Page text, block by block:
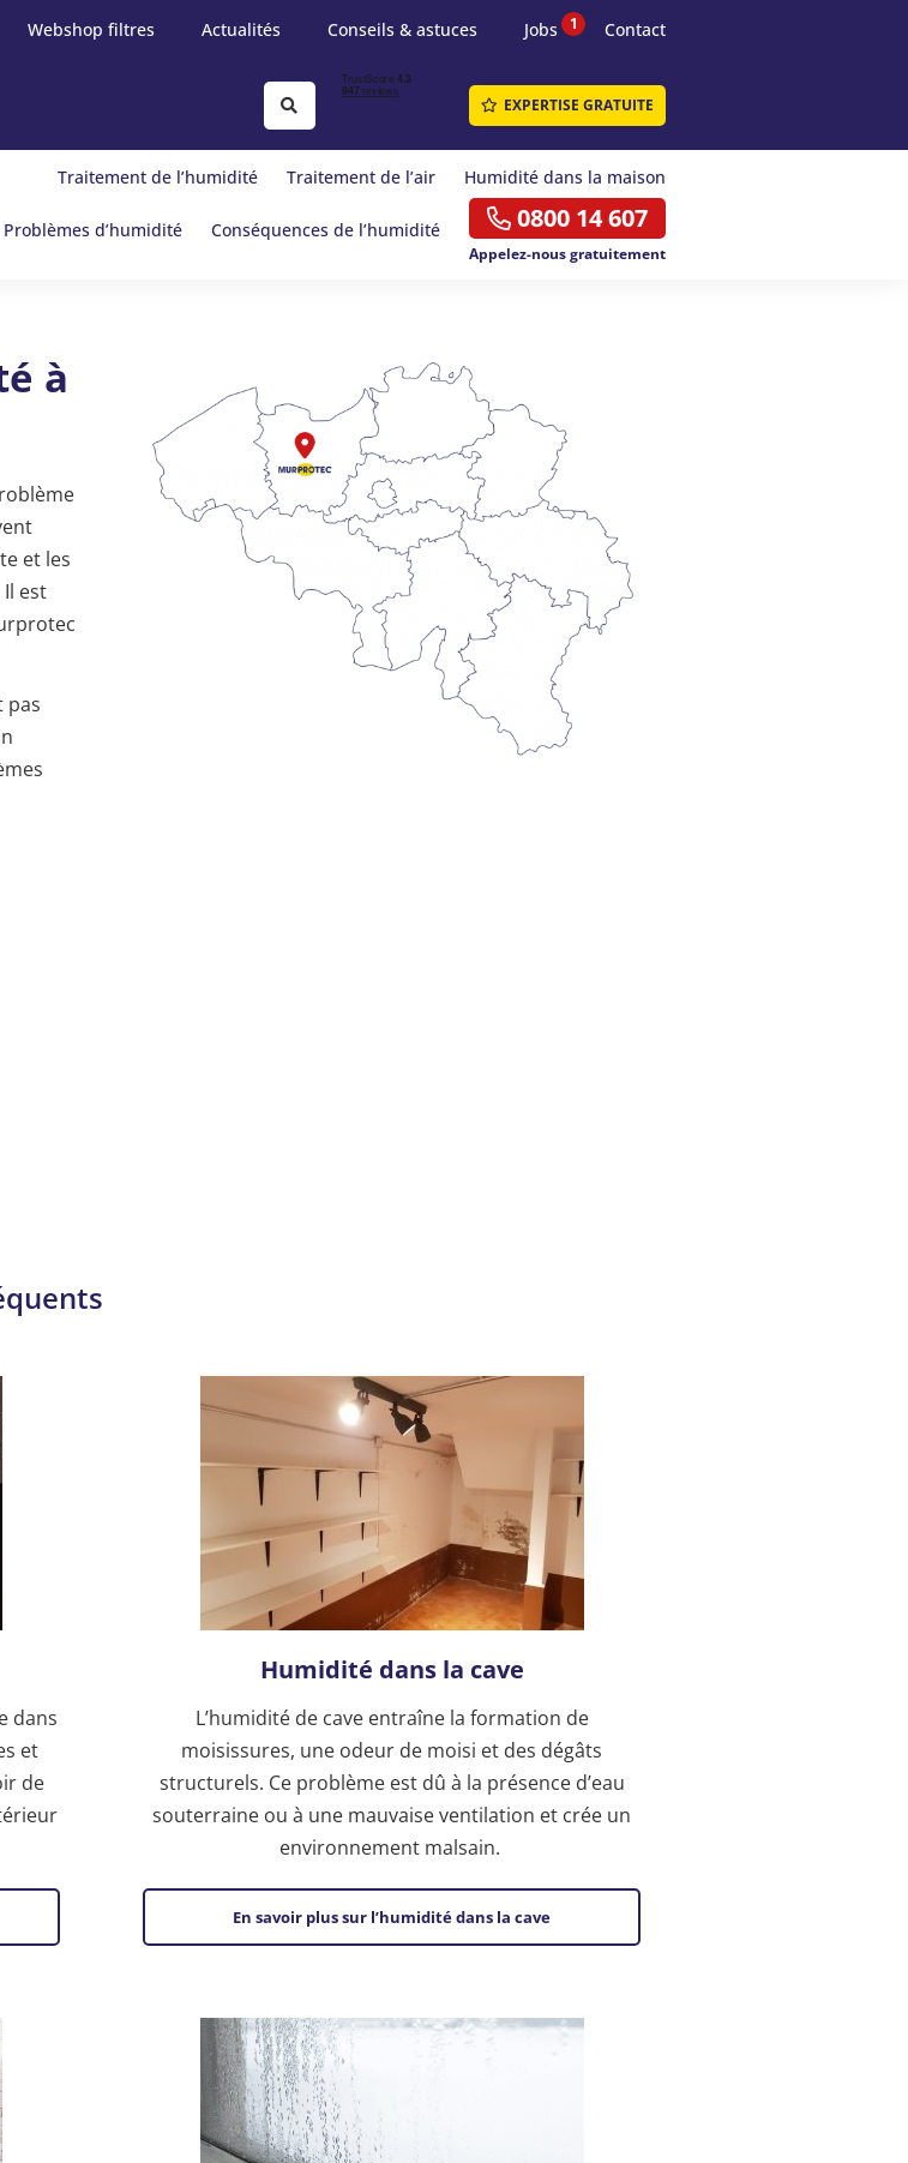
Webshop filtres Actualités Conseils & astuces Jobs 1 Contact
EXPERTISE GRATUITE
Traitement de l’humidité Traitement de l’air Humidité dans la maison
Problèmes d’humidité Conséquences de l’humidité 0800 14 607
Appelez-nous gratuitement
à
et les
est
pas
dans
et
de
Humidité dans la cave
L’humidité de cave entraîne la formation de
moisissures, une odeur de moisi et des dégâts
structurels. Ce problème est dû à la présence d’eau
souterraine ou à une mauvaise ventilation et crée un
environnement malsain.
En savoir plus sur l’humidité dans la cave